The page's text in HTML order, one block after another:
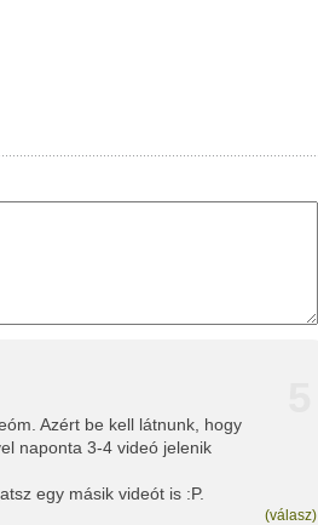
Azért be kell látnunk, hogy
naponta 3-4 videó jelenik
egy másik videót is :P.
(válasz)